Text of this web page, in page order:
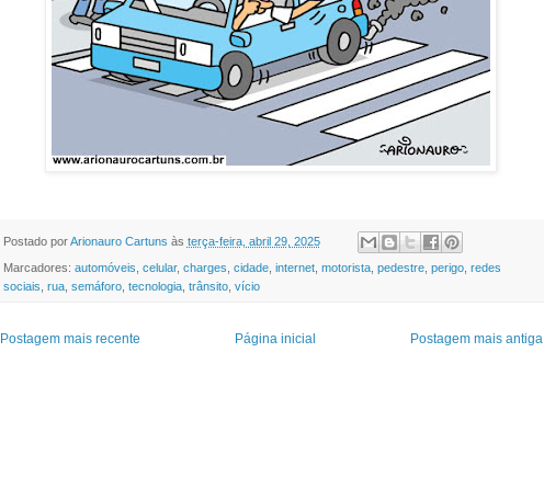
Postado porArionauro Cartuns às terça-feira, abril 29, 2025
Marcadores: automóveis celular, charges cidade, internet, motorista, pedestre, perigo, redes
sociais rua, semáforo, tecnologia, trânsito, vício
Postagem mais recente Postagem mais antiga
Página inicial